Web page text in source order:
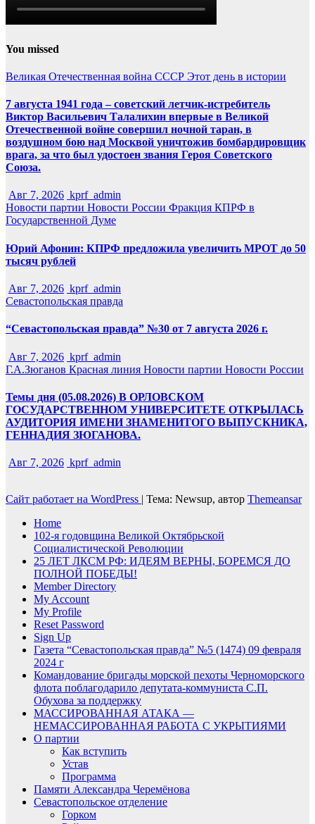
You missed
Великая Отечественная война СССР Этот день в истории
7 августа 1941 года – советский летчик-истребитель
Виктор Васильевич Талалихин впервые в Великой
Отечественной войне совершил ночной таран, в
воздушном бою над Москвой уничтожив бомбардировщик
врага, за что был удостоен звания Героя Советского
Союза.
Авг 7, 2026 kprf_admin
Новости партии Новости России Фракция КПРФ в
Государственной Думе
Юрий Афонин: КПРФ предложила увеличить МРОТ до 50
тысяч рублей
Авг 7, 2026 kprf_admin
Севастопольская правда
“Севастопольская правда” №30 от 7 августа 2026 г.
Авг 7, 2026 kprf_admin
Г.А.Зюганов Красная линия Новости партии Новости России
Темы дня (05.08.2026) В ОРЛОВСКОМ
ГОСУДАРСТВЕННОМ УНИВЕРСИТЕТЕ ОТКРЫЛАСЬ
АУДИТОРИЯ ИМЕНИ ЗНАМЕНИТОГО ВЫПУСКНИКА,
ГЕННАДИЯ ЗЮГАНОВА.
Авг 7, 2026 kprf_admin
Сайт работает на WordPress | Тема: Newsup, автор Themeansar
Home
102-я годовщина Великой Октябрьской
Социалистической Революции
25 ЛЕТ ЛКСМ РФ: ИДЕЯМ ВЕРНЫ, БОРЕМСЯ ДО
ПОЛНОЙ ПОБЕДЫ!
Member Directory
My Account
My Profile
Reset Password
Sign Up
Газета “Севастопольская правда” №5 (1474) 09 февраля
2024 г
Командование бригады морской пехоты Черноморского
флота поблагодарило депутата-коммуниста С.П.
Обухова за поддержку
МАССИРОВАННАЯ АТАКА —
НЕМАССИРОВАННАЯ РАБОТА С УКРЫТИЯМИ
О партии
Как вступить
Устав
Программа
Памяти Александра Черемёнова
Севастопольское отделение
Горком